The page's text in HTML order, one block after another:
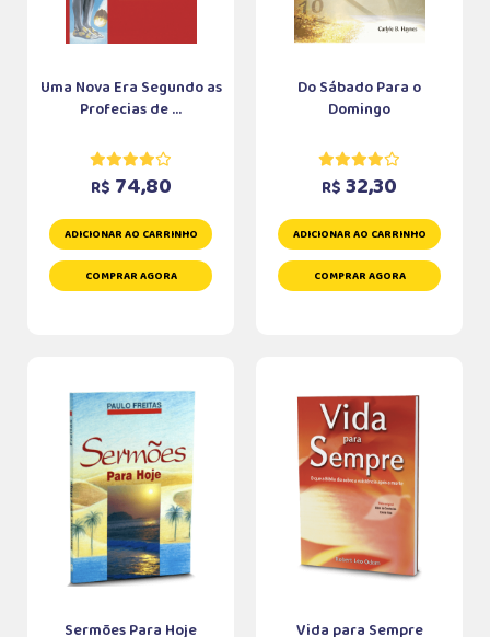
Uma Nova Era Segundo as
Profecias de ...
R$ 74,80
ADICIONAR AO CARRINHO
COMPRAR AGORA
Do Sábado Para o
Domingo
R$ 32,30
ADICIONAR AO CARRINHO
COMPRAR AGORA
Sermões Para Hoje Vida para Sempre